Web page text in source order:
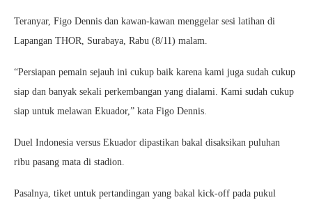
Teranyar, Figo Dennis dan kawan-kawan menggelar sesi latihan di
Lapangan THOR, Surabaya, Rabu (8/11) malam.
“Persiapan pemain sejauh ini cukup baik karena kami juga sudah cukup
siap dan banyak sekali perkembangan yang dialami. Kami sudah cukup
siap untuk melawan Ekuador,” kata Figo Dennis.
Duel Indonesia versus Ekuador dipastikan bakal disaksikan puluhan
ribu pasang mata di stadion.
Pasalnya, tiket untuk pertandingan yang bakal kick-off pada pukul